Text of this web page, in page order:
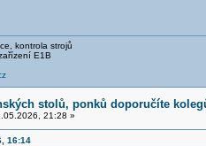
kontrola strojů
E1B
stolů, ponků doporučíte
21:28 »
16:14